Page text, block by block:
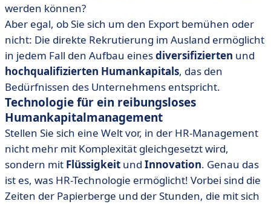
werden können?
Aber egal, ob Sie sich um den Export bemühen oder
nicht: Die direkte Rekrutierung im Ausland ermöglicht
in jedem Fall den Aufbau einesdiversifizierten und
hochqualifizierten Humankapitals, das den
Bedürfnissen des Unternehmens entspricht.
Technologie für ein reibungsloses
Humankapitalmanagement
Stellen Sie sich eine Welt vor, in der HR-Management
nicht mehr mit Komplexität gleichgesetzt wird,
sondern mit Flüssigkeit und Innovation. Genau das
ist es, was HR-Technologie ermöglicht! Vorbei sind die
Zeiten der Papierberge und der Stunden, die mit sich